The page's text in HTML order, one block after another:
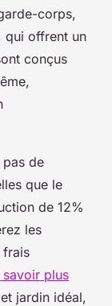
corps,
qui offrent un
conçus
de
que le
de 12%
les
frais
savoir plus
jardin idéal,